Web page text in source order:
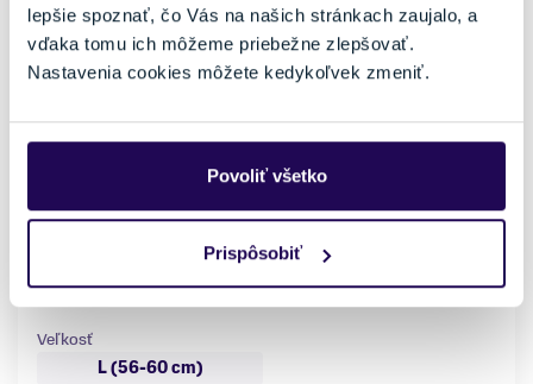
lepšie spoznať, čo Vás na našich stránkach zaujalo, a
vďaka tomu ich môžeme priebežne zlepšovať.
Nastavenia cookies môžete kedykoľvek zmeniť.
Povoliť všetko
Prispôsobiť
Cyklistická prilba Oakley Aro3 Endurance MIPS Polished
Black
130,00 €
Vetranie
Možnosť nastavenia veľkosti Farba
Čierna
Oakley
Veľkosť
L (56-60 cm)